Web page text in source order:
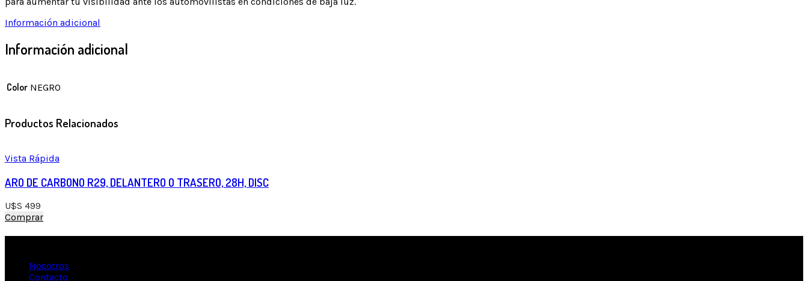
Información adicional
Información adicional
Color NEGRO
Productos Relacionados
Vista Rápida
ARO DE CARBONO R29, DELANTERO O TRASERO, 28H, DISC
U$S 499
Comprar
Nosotros
Contacto